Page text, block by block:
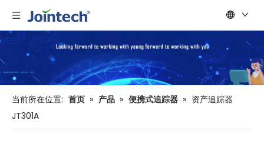
当前所在位置: 首页 » 产品 » 便携式追踪器 » 资产追踪器
JT301A